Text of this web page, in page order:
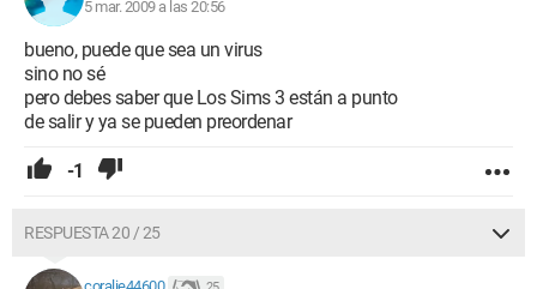
5 mar. 2009 a las 20:56
bueno, puede que sea un virus
sino no sé
pero debes saber que Los Sims 3 están a punto
de salir y ya se pueden preordenar
-1
RESPUESTA 20 / 25